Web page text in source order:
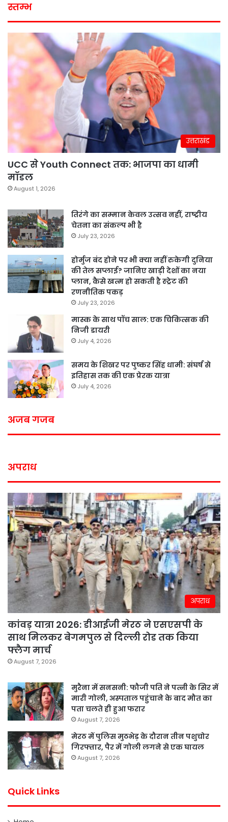
स्तम्भ
उत्तराखंड
UCC से Youth Connect तक: भाजपा का धामी
मॉडल
August 1, 2026
तिरंगे का सम्मान केवल उत्सव नहीं, राष्ट्रीय
चेतना का संकल्प भी है
July 23, 2026
होर्मुज बंद होने पर भी क्या नहीं रुकेगी दुनिया
की तेल सप्लाई? जानिए खाड़ी देशों का नया
प्लान, कैसे खत्म हो सकती है स्ट्रेट की
रणनीतिक पकड़
July 23, 2026
मास्क के साथ पॉच साल: एक चिकित्सक की
निजी डायरी
July 4, 2026
समय के शिखर पर पुष्कर सिंह धामी: संघर्ष से
इतिहास तक की एक प्रेरक यात्रा
July 4, 2026
अजब गजब
अपराध
अपराध
कांवड़ यात्रा 2026: डीआईजी मेरठ ने एसएसपी के
साथ मिलकर बेगमपुल से दिल्ली रोड तक किया
फ्लैग मार्च
August 7, 2026
मुरैना में सनसनी: फौजी पति ने पत्नी के सिर में
मारी गोली, अस्पताल पहुंचाने के बाद मौत का
पता चलते ही हुआ फरार
August 7, 2026
मेरठ में पुलिस मुठभेड़ के दौरान तीन पशुचोर
गिरफ्तार, पैर में गोली लगने से एक घायल
August 7, 2026
Quick Links